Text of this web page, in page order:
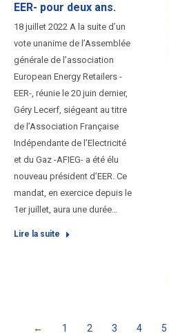
EER- pour deux ans.
18 juillet 2022 A la suite d’un
vote unanime de l’Assemblée
générale de l’association
European Energy Retailers -
EER-, réunie le 20 juin dernier,
Géry Lecerf, siégeant au titre
de l’Association Française
Indépendante de l’Electricité
et du Gaz -AFIEG- a été élu
nouveau président d’EER. Ce
mandat, en exercice depuis le
1er juillet, aura une durée…
Lire la suite
← 1 2 3 4 5